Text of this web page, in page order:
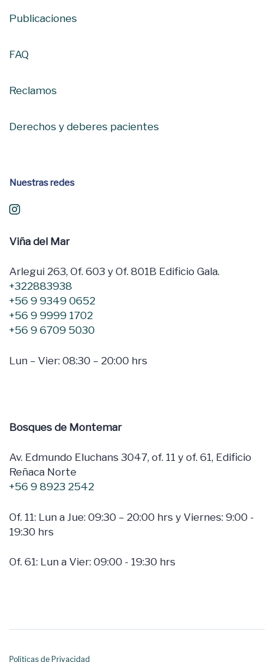
Publicaciones
FAQ
Reclamos
Derechos y deberes pacientes
Nuestras redes
Viña del Mar
Arlegui 263, Of. 603 y Of. 801B Edificio Gala.
+322883938
+56 9 9349 0652
+56 9 9999 1702
+56 9 6709 5030
Lun – Vier: 08:30 – 20:00 hrs
Bosques de Montemar
Av. Edmundo Eluchans 3047, of. 11 y of. 61, Edificio
Reñaca Norte
+56 9 8923 2542
Of. 11: Lun a Jue: 09:30 – 20:00 hrs y Viernes: 9:00 -
19:30 hrs
Of. 61: Lun a Vier: 09:00 - 19:30 hrs
Políticas de Privacidad